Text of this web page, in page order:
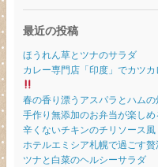
最近の投稿
ほうれん草とツナのサラダ
カレー専門店「印度」でカツ
春の香り漂うアスパラとハムの
手作り無添加のお弁当が楽しめ
辛くないチキンのチリソース風
ホテルエミシア札幌で過ごす
ツナと白菜のヘルシーサラダ